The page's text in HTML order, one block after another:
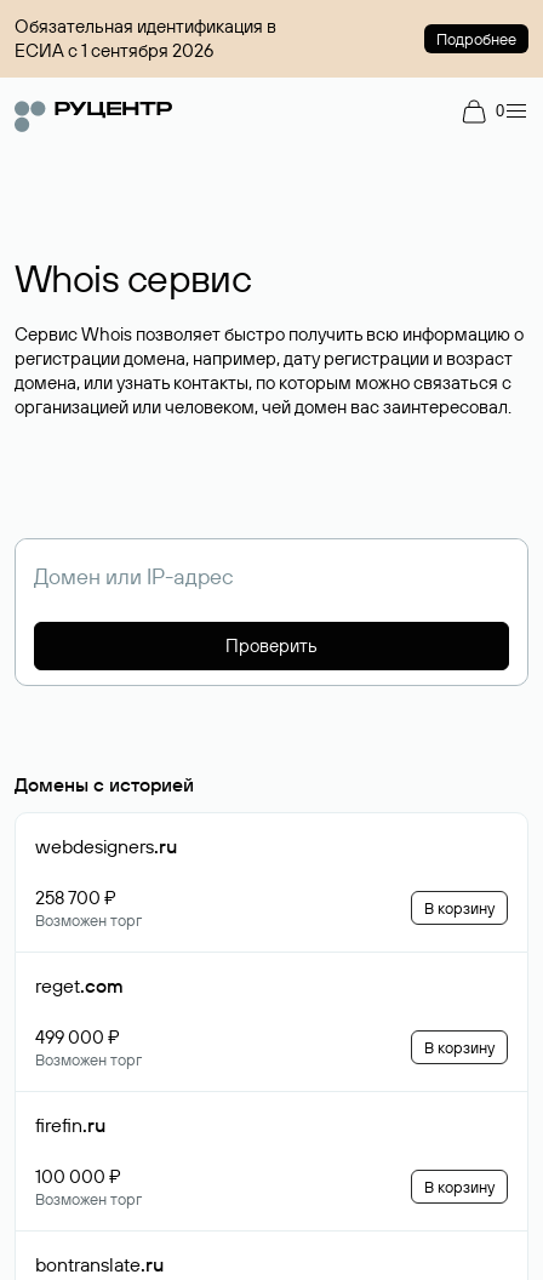
Обязательная идентификация в
ЕСИА с 1 сентября 2026
Подробнее
0
Whois сервис
Сервис Whois позволяет быстро получить всю информацию о
регистрации домена, например, дату регистрации и возраст
домена, или узнать контакты, по которым можно связаться с
организацией или человеком, чей домен вас заинтересовал.
Проверить
Домены с историей
webdesigners.ru
258 700 ₽
Возможен торг
В корзину
reget.com
499 000 ₽
Возможен торг
В корзину
firefin.ru
100 000 ₽
Возможен торг
В корзину
bontranslate.ru